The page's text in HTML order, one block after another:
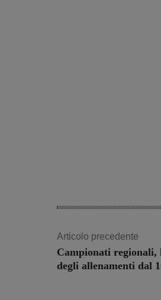
Articolo precedente
Campionati regionali,
degli allenamenti dal